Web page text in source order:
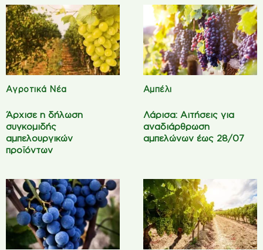
Αγροτικά Νέα
Άρχισε η δήλωση
συγκομιδής
αμπελουργικών
προϊόντων
Αμπέλι
Λάρισα: Αιτήσεις για
αναδιάρθρωση
αμπελώνων έως 28/07